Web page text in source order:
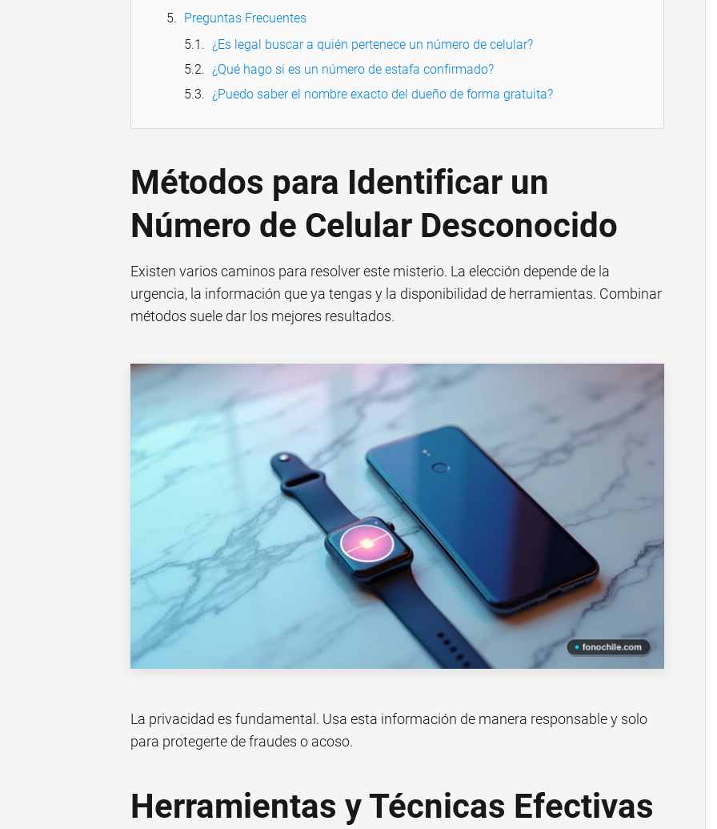
Preguntas Frecuentes
¿Es legal buscar a quién pertenece un número de celular?
¿Qué hago si es un número de estafa confirmado?
¿Puedo saber el nombre exacto del dueño de forma gratuita?
Métodos para Identificar un
Número de Celular Desconocido
Existen varios caminos para resolver este misterio. La elección depende de la
urgencia, la información que ya tengas y la disponibilidad de herramientas. Combinar
métodos suele dar los mejores resultados.
La privacidad es fundamental. Usa esta información de manera responsable y solo
para protegerte de fraudes o acoso.
Herramientas y Técnicas Efectivas